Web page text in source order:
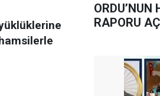
ORDU’NUN
RAPORU